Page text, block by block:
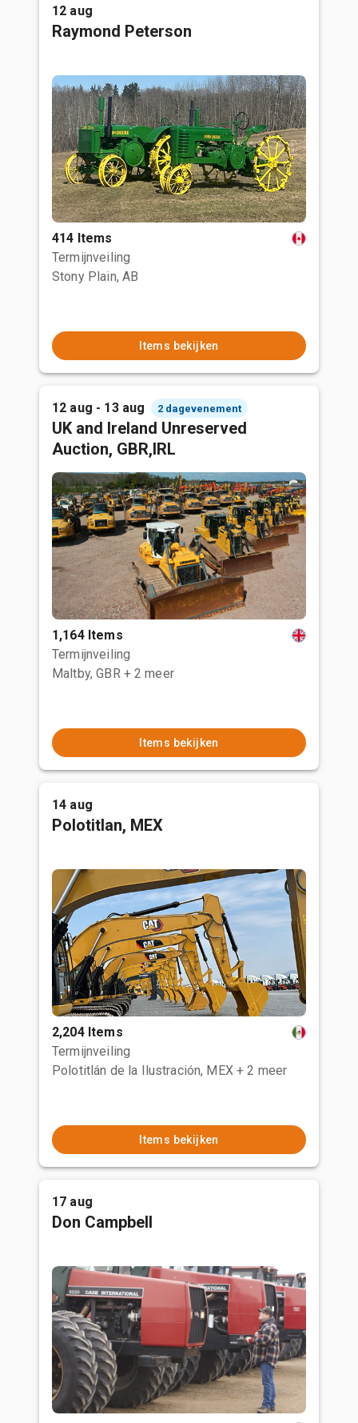
12 aug
Raymond Peterson
414 Items
Termijnveiling
Stony Plain, AB
Items bekijken
12 aug - 13 aug 2 dagevenement
UK and Ireland Unreserved
Auction, GBR,IRL
1,164 Items
Termijnveiling
Maltby, GBR + 2 meer
Items bekijken
14 aug
Polotitlan, MEX
2,204 Items
Termijnveiling
Polotitlán de la Ilustración, MEX + 2 meer
Items bekijken
17 aug
Don Campbell